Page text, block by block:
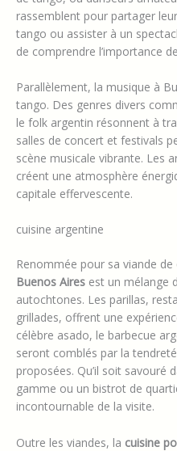
rassemblent pour partager
tango ou assister à un
de comprendre l’importance
Parallèlement, la musique à
tango. Des genres divers
le folk argentin résonnent à
salles de concert et festivals
scène musicale vibrante. Les
créent une atmosphère
capitale effervescente.
cuisine argentine
Renommée pour sa viande de
Buenos Aires est un mélange
autochtones. Les parillas,
grillades, offrent une
célèbre asado, le barbecue
seront comblés par la
proposées. Qu’il soit savouré
gamme ou un bistrot de
incontournable de la visite.
Outre les viandes, la cuisine